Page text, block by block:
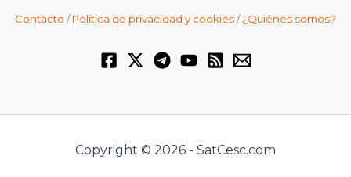
Contacto /Política de privacidad y cookies/¿Quiénes somos?
Copyright © 2026 - SatCesc.com